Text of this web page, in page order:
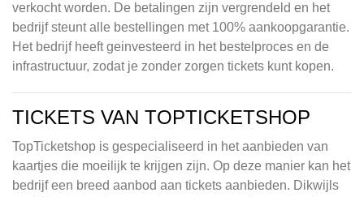
verkocht worden. De betalingen zijn vergrendeld en het
bedrijf steunt alle bestellingen met 100% aankoopgarantie.
Het bedrijf heeft geinvesteerd in het bestelproces en de
infrastructuur, zodat je zonder zorgen tickets kunt kopen.
TICKETS VAN TOPTICKETSHOP
TopTicketshop is gespecialiseerd in het aanbieden van
kaartjes die moeilijk te krijgen zijn. Op deze manier kan het
bedrijf een breed aanbod aan tickets aanbieden. Dikwijls